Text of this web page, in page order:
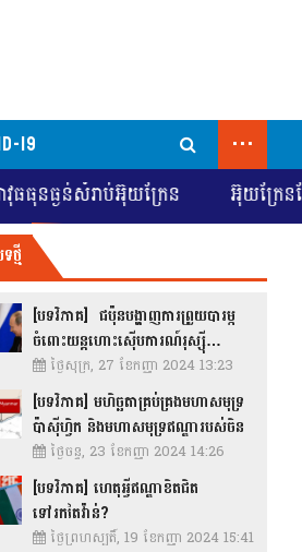
19 ...
ន់សំរាប់អ៊ុយក្រែន អ៊ុយក្រែនស្វែងរ
ថ្មី
[បទវិភាគ] ជប៉ុនបង្ហាញការព្រួយបារម្ភ
ចំពោះយន្តហោះស៊ើបការណ៍រុស្ស៊ី…
ថ្ងៃសុក្រ, 27 ខែកញ្ញា 2024 13:23
[បទវិភាគ] មហិច្ឆតាគ្រប់គ្រងមហាសមុទ្រ
ប៉ាស៊ីហ្វិក និងមហាសមុទ្រឥណ្ឌារបស់ចិន
ថ្ងៃចន្ទ, 23 ខែកញ្ញា 2024 14:26
[បទវិភាគ] ហេតុអ្វីឥណ្ឌាខិតជិត
ទៅរកតៃវ៉ាន់?
ថ្ងៃព្រហស្បតិ៍, 19 ខែកញ្ញា 2024 15:41